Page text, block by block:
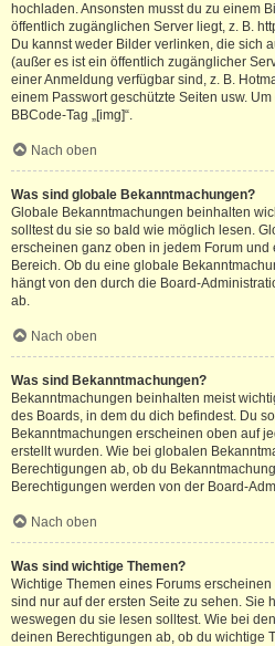
hochladen. Ansonsten musst du zu einem
öffentlich zugänglichen Server liegt, z. B.
Du kannst weder Bilder verlinken, die sich
(außer es ist ein öffentlich zugänglicher
einer Anmeldung verfügbar sind, z. B.
einem Passwort geschützte Seiten usw.
BBCode-Tag „[img]“.
Nach oben
Was sind globale Bekanntmachungen?
Globale Bekanntmachungen beinhalten
solltest du sie so bald wie möglich lesen.
erscheinen ganz oben in jedem Forum
Bereich. Ob du eine globale
hängt von den durch die Board-
ab.
Nach oben
Was sind Bekanntmachungen?
Bekanntmachungen beinhalten meist
des Boards, in dem du dich befindest. Du
Bekanntmachungen erscheinen oben auf
erstellt wurden. Wie bei globalen
Berechtigungen ab, ob du
Berechtigungen werden von der Board-
Nach oben
Was sind wichtige Themen?
Wichtige Themen eines Forums
sind nur auf der ersten Seite zu sehen. Sie
weswegen du sie lesen solltest. Wie bei
deinen Berechtigungen ab, ob du wichtige